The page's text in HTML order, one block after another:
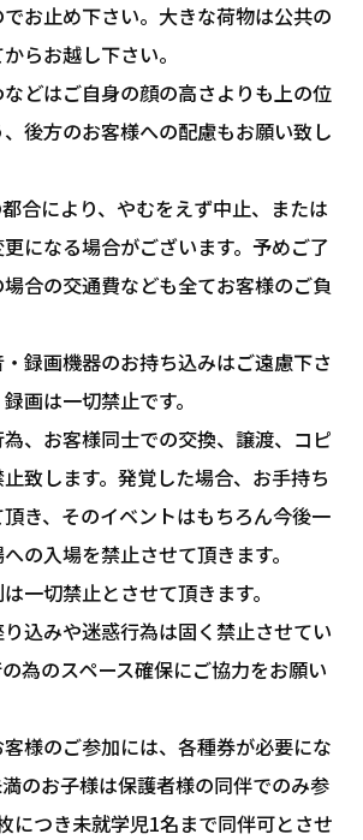
お止め下さい。大きな荷物は公共の
らお越し下さい。
どはご自身の顔の高さよりも上の位
後方のお客様への配慮もお願い致し
合により、やむをえず中止、または
になる場合がございます。予めご了
合の交通費なども全てお客様のご負
録画機器のお持ち込みはご遠慮下さ
画は一切禁止です。
、お客様同士での交換、譲渡、コピ
致します。発覚した場合、お手持ち
き、そのイベントはもちろん今後一
の入場を禁止させて頂きます。
一切禁止とさせて頂きます。
込みや迷惑行為は固く禁止させてい
為のスペース確保にご協力をお願い
様のご参加には、各種券が必要にな
のお子様は保護者様の同伴でのみ参
につき未就学児1名まで同伴可とさせ